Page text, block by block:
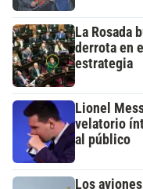
La Rosada
derrota en
estrategia
Lionel
velatorio
al público
Los